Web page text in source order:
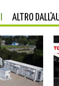
ALTRO